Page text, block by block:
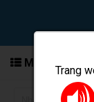
Trang
MENU